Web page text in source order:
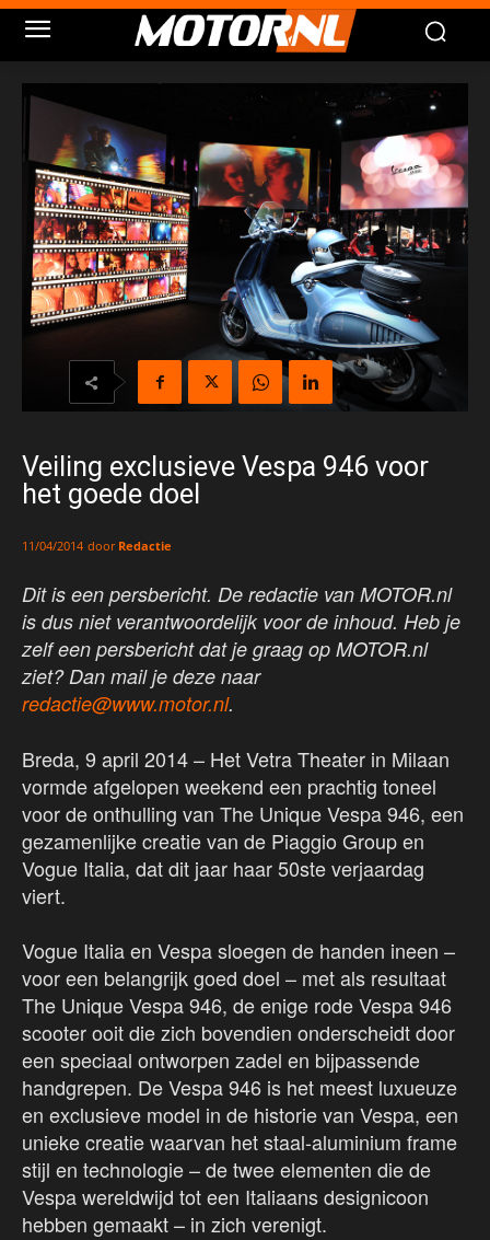
Veiling exclusieve Vespa 946 voor
het goede doel
11/04/2014 door Redactie
Dit is een persbericht. De redactie van MOTOR.nl
is dus niet verantwoordelijk voor de inhoud. Heb je
zelf een persbericht dat je graag op MOTOR.nl
ziet? Dan mail je deze naar
redactie@www.motor.nl.
Breda, 9 april 2014 – Het Vetra Theater in Milaan
vormde afgelopen weekend een prachtig toneel
voor de onthulling van The Unique Vespa 946, een
gezamenlijke creatie van de Piaggio Group en
Vogue Italia, dat dit jaar haar 50ste verjaardag
viert.
Vogue Italia en Vespa sloegen de handen ineen –
voor een belangrijk goed doel – met als resultaat
The Unique Vespa 946, de enige rode Vespa 946
scooter ooit die zich bovendien onderscheidt door
een speciaal ontworpen zadel en bijpassende
handgrepen. De Vespa 946 is het meest luxueuze
en exclusieve model in de historie van Vespa, een
unieke creatie waarvan het staal-aluminium frame
stijl en technologie – de twee elementen die de
Vespa wereldwijd tot een Italiaans designicoon
hebben gemaakt – in zich verenigt.